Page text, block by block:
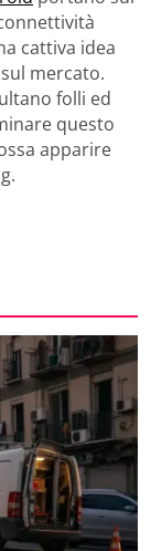
cattiva idea
mercato.
folli ed
questo
apparire